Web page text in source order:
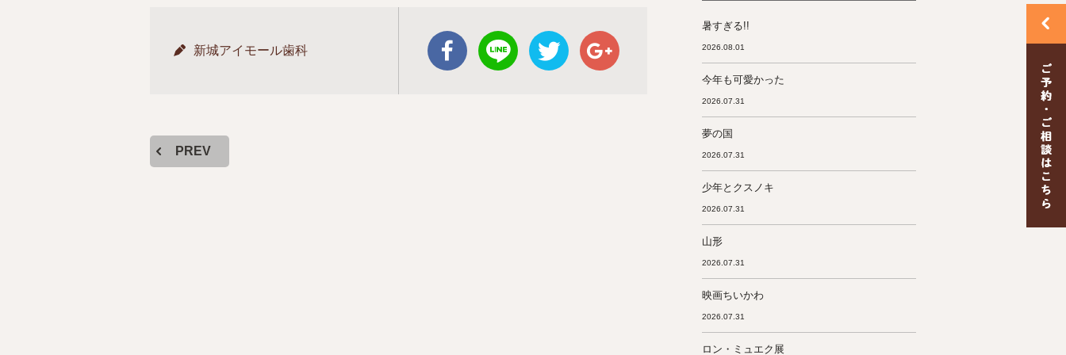
新城アイモール歯科
PREV
暑すぎる!!
2026.08.01
今年も可愛かった
2026.07.31
夢の国
2026.07.31
少年とクスノキ
2026.07.31
山形
2026.07.31
映画ちいかわ
2026.07.31
ロン・ミュエク展